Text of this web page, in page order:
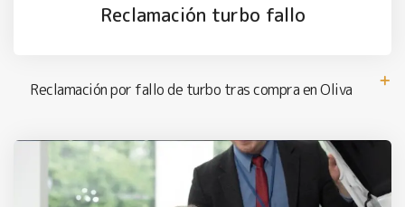
Reclamación turbo fallo
Reclamación por fallo de turbo tras compra en Oliva